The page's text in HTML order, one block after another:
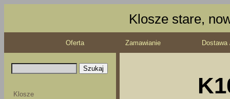
Klosze stare,
Oferta Zamawianie
Klosze